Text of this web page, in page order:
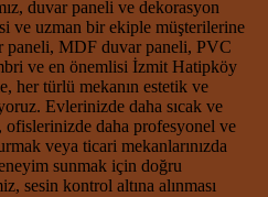
duvar paneli ve dekorasyon
ve uzman bir ekiple müşterilerine
paneli, MDF duvar paneli, PVC
ve en önemlisi İzmit Hatipköy
her türlü mekanın estetik ve
Evlerinizde daha sıcak ve
daha profesyonel ve
veya ticari mekanlarınızda
sunmak için doğru
sesin kontrol altına alınması